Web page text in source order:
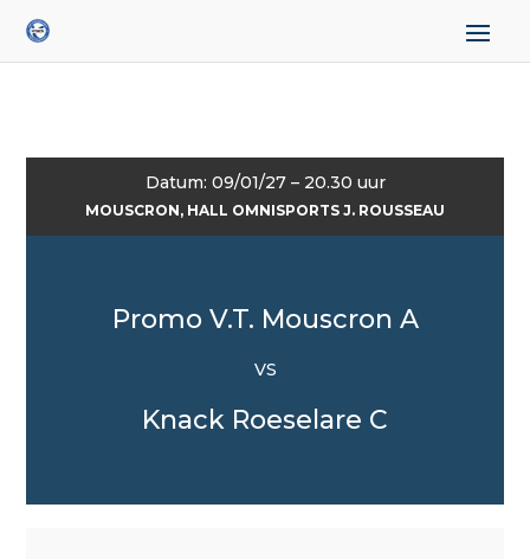
Datum: 09/01/27 – 20.30 uur
MOUSCRON, HALL OMNISPORTS J. ROUSSEAU
Promo V.T. Mouscron A
VS
Knack Roeselare C